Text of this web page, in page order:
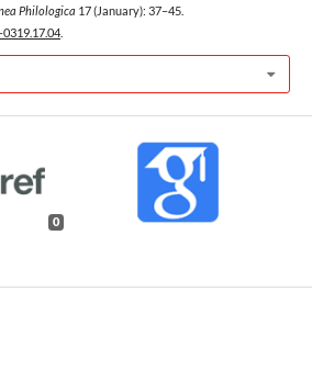
Philologica 17 (January): 37–45.
.
0